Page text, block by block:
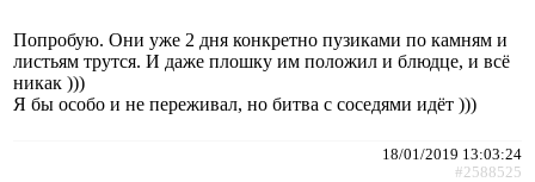
Попробую. Они уже 2 дня конкретно пузиками по камням и
листьям трутся. И даже плошку им положил и блюдце, и всё
никак )))
Я бы особо и не переживал, но битва с соседями идёт )))
18/01/2019 13:03:24
#2588525